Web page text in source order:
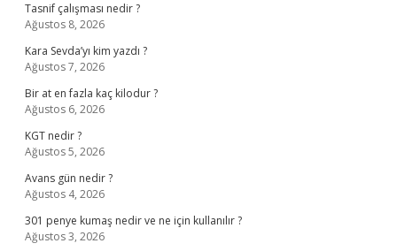
Tasnif çalışması nedir ?
Ağustos 8, 2026
Kara Sevda’yı kim yazdı ?
Ağustos 7, 2026
Bir at en fazla kaç kilodur ?
Ağustos 6, 2026
KGT nedir ?
Ağustos 5, 2026
Avans gün nedir ?
Ağustos 4, 2026
301 penye kumaş nedir ve ne için kullanılır ?
Ağustos 3, 2026